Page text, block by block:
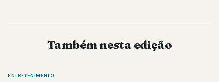
Também nesta edição
ENTRETENIMENTO